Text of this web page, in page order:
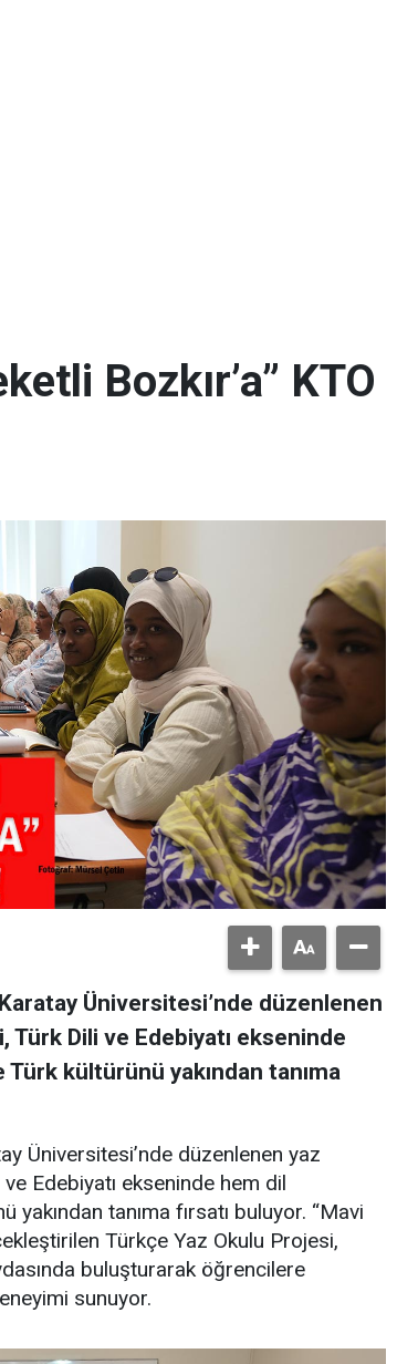
Bozkır’a” KTO
Üniversitesi’nde düzenlenen
Dili ve Edebiyatı ekseninde
kültürünü yakından tanıma
Üniversitesi’nde düzenlenen yaz
Edebiyatı ekseninde hem dil
tanıma fırsatı buluyor. “Mavi
Türkçe Yaz Okulu Projesi,
buluşturarak öğrencilere
sunuyor.